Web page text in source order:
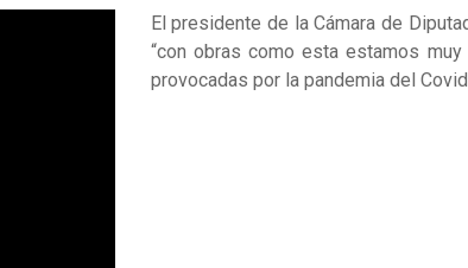
El presidente de la Cámara de
“con obras como esta estamos
provocadas por la pandemia del